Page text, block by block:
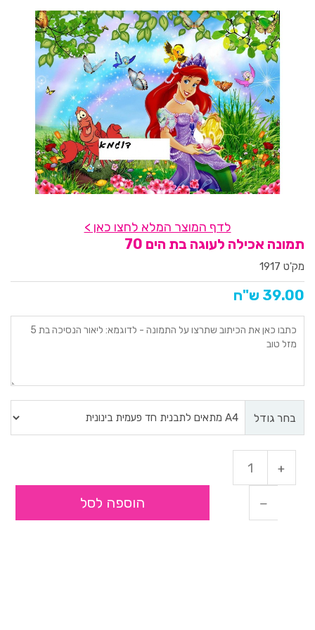
לדף המוצר המלא לחצו כאן >
תמונה אכילה לעוגה בת הים 70
מק'ט 1917
39.00 ש"ח
בחר גודל
הוספה לסל